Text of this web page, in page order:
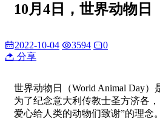
10月4日，世界动物日
2022-10-04 3594
0
分享
世界动物日（World Animal Day）
为了纪念意大利传教士圣方济各
爱心给人类的动物们致谢”的理念。